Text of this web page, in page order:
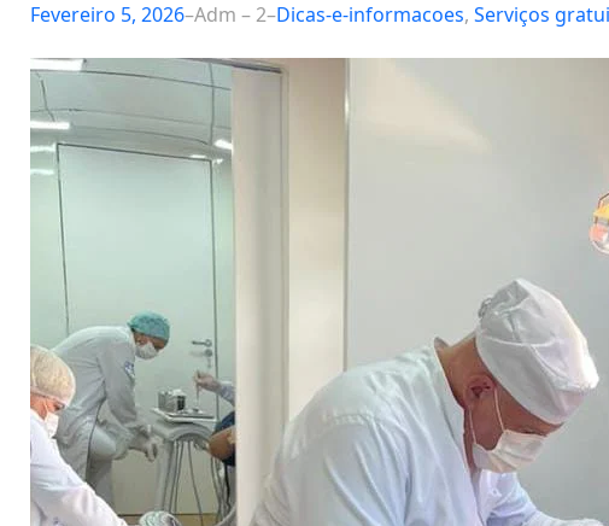
Fevereiro 5, 2026–Adm – 2–Dicas-e-informacoes, Serviços